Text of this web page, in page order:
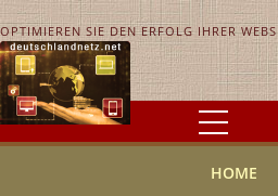
OPTIMIEREN SIE DEN ERFOLG IHRER
HOME